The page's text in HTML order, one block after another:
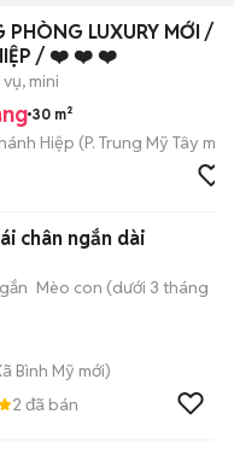
PHÒNG LUXURY MỚI /
/ ❤️ ❤️ ❤️
mini
30 m²
Hiệp (P. Trung Mỹ Tây mới)
chân ngắn dài
Mèo con (dưới 3 tháng
Bình Mỹ mới)
2 đã bán